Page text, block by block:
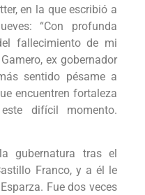
en la que escribió a
“Con profunda
fallecimiento de mi
ex gobernador
sentido pésame a
encuentren fortaleza
difícil momento.
gubernatura tras el
Franco, y a él le
Fue dos veces